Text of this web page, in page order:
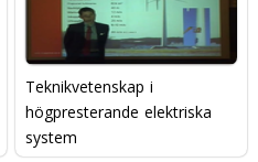
Teknikvetenskap i
högpresterande elektriska
system